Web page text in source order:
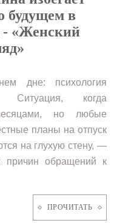
будущем в
- «Женский
дне: психология
Ситуация, когда
но любые
планы на отпуск
на глухую стену, —
причин обращений к
ПРОЧИТАТЬ